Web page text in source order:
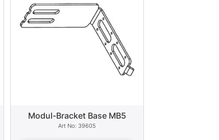
Modul-Bracket Base MB5
39605